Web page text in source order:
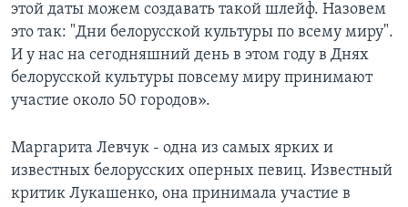
этой даты можем создавать такой шлейф. Назовем
это так: "Дни белорусской культуры по всему миру".
И у нас на сегодняшний день в этом году в Днях
белорусской культуры повсему миру принимают
участие около 50 городов».
Маргарита Левчук - одна из самых ярких и
известных белорусских оперных певиц. Известный
критик Лукашенкo, oна принимала участие в